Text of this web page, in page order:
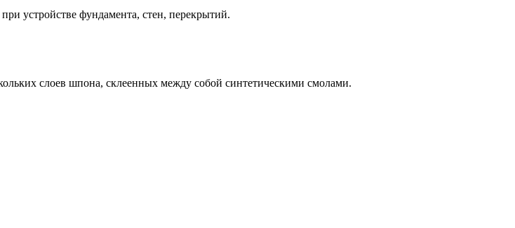
устройстве фундамента, стен, перекрытий.
слоев шпона, склеенных между собой синтетическими смолами.